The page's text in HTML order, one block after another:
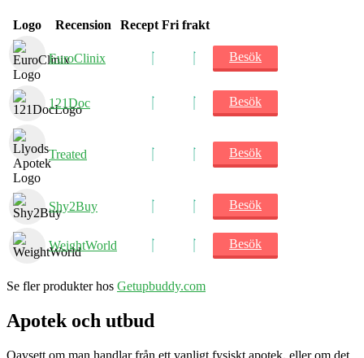
Logo Recension Recept Fri frakt
EuroClinix Besök
121Doc Besök
Treated Besök
Shy2Buy Besök
WeightWorld Besök
Se fler produkter hos Getupbuddy.com
Apotek och utbud